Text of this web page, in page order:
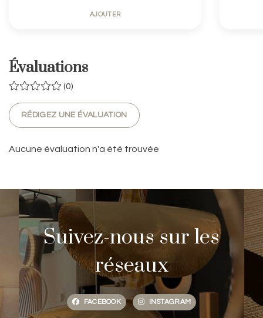
AJOUTER
Évaluations
(0)
RÉDIGEZ UNE ÉVALUATION
Aucune évaluation n'a été trouvée
Suivez-nous sur les
réseaux
FACEBOOK INSTAGRAM